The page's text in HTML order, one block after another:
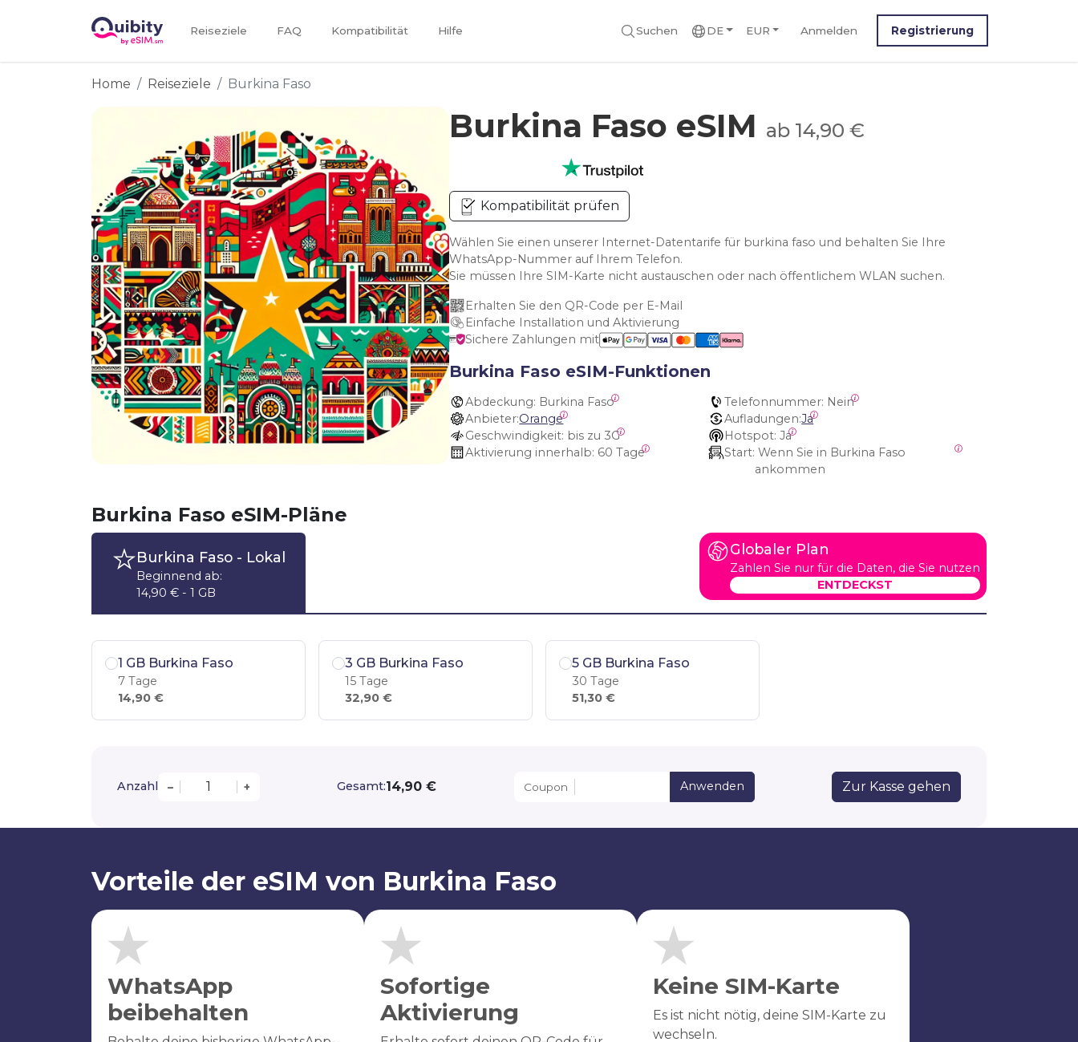
Reiseziele FAQ Kompatibilität Hilfe Suchen DE EUR Anmelden Registrierung
Home Reiseziele Burkina Faso
Burkina Faso eSIM ab 14,90 €
Kompatibilität prüfen
Wählen Sie einen unserer Internet-Datentarife für burkina faso und behalten Sie Ihre
WhatsApp-Nummer auf Ihrem Telefon.
Sie müssen Ihre SIM-Karte nicht austauschen oder nach öffentlichem WLAN suchen.
Erhalten Sie den QR-Code per E-Mail
Einfache Installation und Aktivierung
Sichere Zahlungen mit
Burkina Faso eSIM-Funktionen
Abdeckung: Burkina Faso Telefonnummer: Nein
Anbieter:Orange Aufladungen:Ja
Geschwindigkeit: bis zu 3G Hotspot: Ja
Aktivierung innerhalb: 60 Tage Start: Wenn Sie in Burkina Faso
ankommen
Burkina Faso eSIM-Pläne
Burkina Faso- Lokal
Beginnend ab:
14,90 € - 1 GB
Globaler Plan
Zahlen Sie nur für die Daten, die Sie nutzen
ENTDECKST
1 GB Burkina Faso
7 Tage
14,90 €
3 GB Burkina Faso
15 Tage
32,90 €
5 GB Burkina Faso
30 Tage
51,30 €
Anzahl – + Gesamt:14,90 € Coupon Anwenden Zur Kasse gehen
Vorteile der eSIM von Burkina Faso
WhatsApp
beibehalten
Sofortige
Aktivierung
Keine SIM-Karte
Es ist nicht nötig, deine SIM-Karte zu
wechseln.